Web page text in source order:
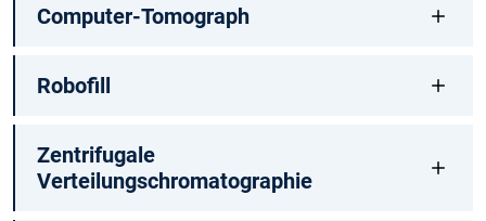
Computer-Tomograph
Robofill
Zentrifugale
Verteilungschromatographie